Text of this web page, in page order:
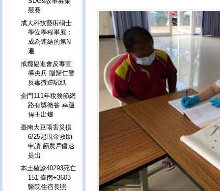
競賽
成大科技藝術碩士
學位學程畢展：
成為連結的第N
遍
戒癮協進會反毒宣
導尖兵 贈歸仁警
反毒微跡試紙
金門111年稅務節網
路有獎徵答 幸運
得主出爐
臺南大豆雨害災損
6/25起現金救助
申請 籲農戶儘速
提出
本土確診40293死亡
151 臺南+3603
醫院住宿長照